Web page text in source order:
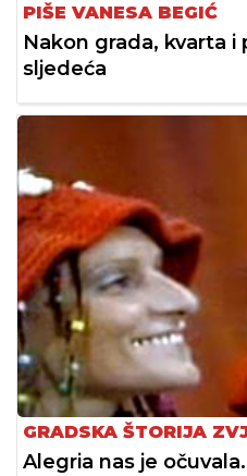
PIŠE VANESA BEGIĆ
Nakon grada, kvarta i
sljedeća
GRADSKA ŠTORIJA
Alegria nas je